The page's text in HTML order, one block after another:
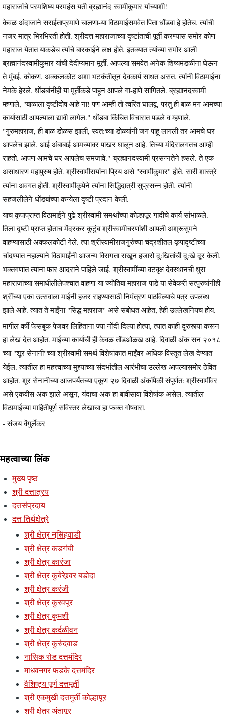
महाराजांचे परमशिष्य परमहंस यती ब्रह्मानंद स्वामीकुमार यांच्याशी!
केवळ अंदाजाने सराईताप्रमाणे चालणा-या विठामाईसमवेत पिता धोंडबा हे होतेच. त्यांची
नजर मात्र भिरभिरती होती. श्रीदत्त महाराजांच्या दृष्टांताची पूर्ती करण्यास समोर कोण
महाराज येतात याकडेच त्यांचे बारकाईने लक्ष होते. इतक्यात त्यांच्या समोर आली
ब्रह्मानंदस्वामीकुमार यांची देदीप्यमान मूर्ती. आपल्या समवेत अनेक शिष्यमंडळींना घेऊन
ते मुंबई, कोकण, अक्कलकोट अशा भटकंतीतून देवकार्य साधत असत. त्यांनी विठामाईंना
नेमके हेरले. धोंडबांनीही या मूर्तीकडे पाहून आपले गा-हाणे सांगितले. ब्रह्मानंदस्वामी
म्हणाले, "बाळाला दृष्टीदोष आहे ना! पण आम्ही तो त्वरित घालवू. परंतु ही बाळ मग आमच्या
कार्यासाठी आपल्याला द्यावी लागेल." धोंडबा किंचित विचारात पडले व म्हणाले,
"गुरुमहाराज, ही बाळ डोळस झाली, स्वत:च्या डोळ्यांनी जग पाहू लागली तर आमचे घर
आपलेच झाले. आई अंबाबाई आमच्यावर पाखर घालून आहे. तिच्या मंदिरालगतच आम्ही
राहतो. आपण आमचे घर आपलेच समजावे." ब्रह्मानंदस्वामी प्रसन्नतेने हसले. ते एक
असाधारण महापुरुष होते. श्रीस्वामीरायांना प्रिय असे "स्वामीकुमार" होते. सारी शास्त्रे
त्यांना अवगत होती. श्रीस्वामीकृपेने त्यांना सिद्धिदात्री सुप्रसन्न होती. त्यांनी
सहजलीलेने धोंडबांच्या कन्येला दृष्टी प्रदान केली.
याच कृपाप्राप्त विठामाईने पुढे श्रीस्वामी समर्थांच्या कोल्हापूर गादीचे कार्य सांभाळले.
तिला दृष्टी प्राप्त होताच मेंदरकर कुटुंब श्रीस्वामीचरणांशी आपली अश्रूसुमने
वाहण्यासाठी अक्कलकोटी गेले. त्या श्रीस्वामीराजगुरुंच्या चंद्रशीतल कृपादृष्टीच्या
चांदण्यात नहाल्याने विठामाईंनी आजन्म विरागता राखून हजारो दु:खितांची दु:खे दूर केली.
भक्तगणांत त्यांना फार आदराने पाहिले जाई. श्रीस्वामींच्या वटवृक्ष देवस्थानची धुरा
महाराजांच्या समाधीलीलेपश्चात वाहणा-या ज्योतिबा महाराज पाडे या सेवेकरी सत्पुरुषांनीही
श्रींच्या एका उत्सवाला माईंनी हजर राहण्यासाठी निमंत्रण पाठविल्याचे पत्र उपलब्ध
झाले आहे. त्यात ते माईंना "सिद्ध महाराज" असे संबोधत आहेत, हेही उल्लेखनियच होय.
मागील वर्षी फेसबुक पेजवर लिहिताना ज्या नोंदी दिल्या होत्या, त्यात काही दुरुस्त्या करून
हा लेख देत आहोत. माईंच्या कार्याची ही केवळ तोंडओळख आहे. दिवाळी अंक सन २०१८
च्या "शूर सेनानी''च्या श्रीस्वामी समर्थ विशेषांकात माईंवर अधिक विस्तृत लेख देण्यात
येईल. त्यातील हा महत्त्वाच्या मुद्द्याच्या संदर्भातील आरंभीचा उल्लेख आपल्यासमोर ठेवित
आहोत. शूर सेनानीच्या आजपर्यंतच्या एकूण २७ दिवाळी अंकांपैकी संपूर्णत: श्रीस्वामींवर
असे एकवीस अंक झाले असून, यंदाचा अंक हा बावीसावा विशेषांक असेल. त्यातील
विठामाईंच्या माहितीपूर्ण सविस्तर लेखाचा हा फक्त गोषवारा.
- संजय वेंगुर्लेकर
महत्वाच्या लिंक
मुख्य पृष्ठ
श्री दत्तात्रय
दत्तसंप्रदाय
दत्त तिर्थक्षेत्रे
श्री क्षेत्र नृसिंहवाडी
श्री क्षेत्र कडगंची
श्री क्षेत्र कारंजा
श्री क्षेत्र कुबेरेश्र्वर बडोदा
श्री क्षेत्र करंजी
श्री क्षेत्र कुरवपूर
श्री क्षेत्र कुमशी
श्री क्षेत्र कर्दळीवन
श्री क्षेत्र कुरुंदवाड
नासिक रोड दत्तमंदिर
माधवनगर फडके दत्तमंदिर
वैशिष्ट्य पूर्ण दत्तमूर्ती
श्री एकमुखी दत्तमुर्ती कोल्हापूर
श्री क्षेत्र अंतापूर